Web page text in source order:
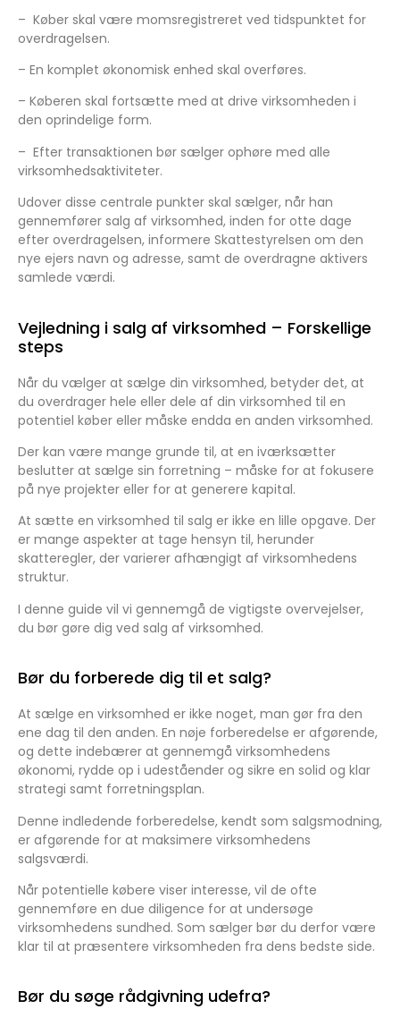
– Køber skal være momsregistreret ved tidspunktet for
overdragelsen.
– En komplet økonomisk enhed skal overføres.
– Køberen skal fortsætte med at drive virksomheden i
den oprindelige form.
– Efter transaktionen bør sælger ophøre med alle
virksomhedsaktiviteter.
Udover disse centrale punkter skal sælger, når han
gennemfører salg af virksomhed, inden for otte dage
efter overdragelsen, informere Skattestyrelsen om den
nye ejers navn og adresse, samt de overdragne aktivers
samlede værdi.
Vejledning i salg af virksomhed – Forskellige
steps
Når du vælger at sælge din virksomhed, betyder det, at
du overdrager hele eller dele af din virksomhed til en
potentiel køber eller måske endda en anden virksomhed.
Der kan være mange grunde til, at en iværksætter
beslutter at sælge sin forretning – måske for at fokusere
på nye projekter eller for at generere kapital.
At sætte en virksomhed til salg er ikke en lille opgave. Der
er mange aspekter at tage hensyn til, herunder
skatteregler, der varierer afhængigt af virksomhedens
struktur.
I denne guide vil vi gennemgå de vigtigste overvejelser,
du bør gøre dig ved salg af virksomhed.
Bør du forberede dig til et salg?
At sælge en virksomhed er ikke noget, man gør fra den
ene dag til den anden. En nøje forberedelse er afgørende,
og dette indebærer at gennemgå virksomhedens
økonomi, rydde op i udeståender og sikre en solid og klar
strategi samt forretningsplan.
Denne indledende forberedelse, kendt som salgsmodning,
er afgørende for at maksimere virksomhedens
salgsværdi.
Når potentielle købere viser interesse, vil de ofte
gennemføre en due diligence for at undersøge
virksomhedens sundhed. Som sælger bør du derfor være
klar til at præsentere virksomheden fra dens bedste side.
Bør du søge rådgivning udefra?